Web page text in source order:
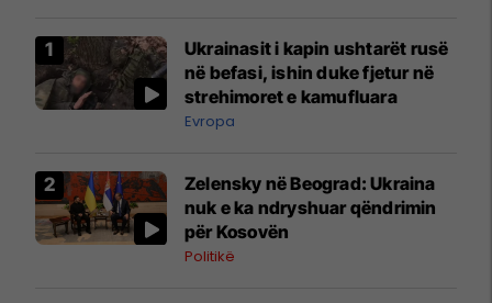
Ukrainasit i kapin ushtarët rusë
në befasi, ishin duke fjetur në
strehimoret e kamufluara
Evropa
Zelensky në Beograd: Ukraina
nuk e ka ndryshuar qëndrimin
për Kosovën
Politikë